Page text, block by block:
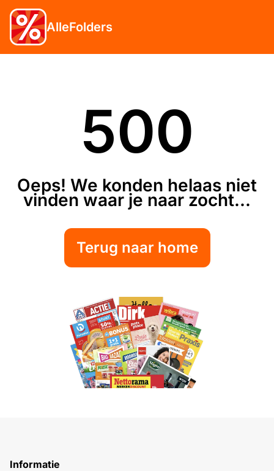
AlleFolders
500
Oeps! We konden helaas niet
vinden waar je naar zocht...
Terug naar home
Informatie